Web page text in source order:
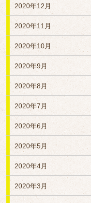
2020年12月
2020年11月
2020年10月
2020年9月
2020年8月
2020年7月
2020年6月
2020年5月
2020年4月
2020年3月